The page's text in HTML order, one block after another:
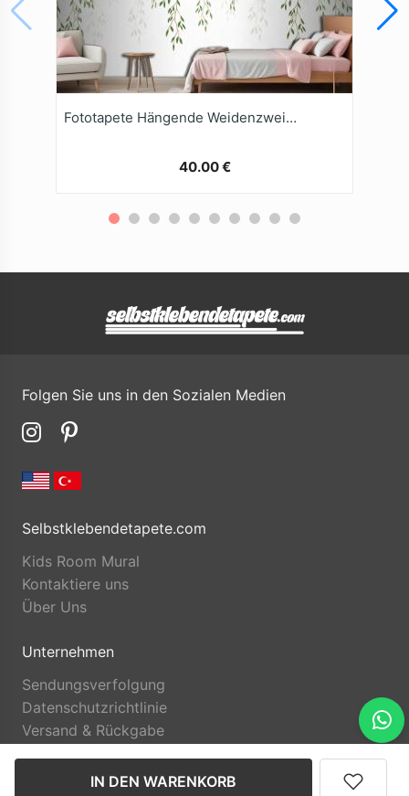
IN DEN WARENKORB
Fototapete Hängende Weidenzweige Mit Vögeln Auf Weißem Hintergrund
40.00 €
Folgen Sie uns in den Sozialen Medien
Selbstklebendetapete.com
Kids Room Mural
Kontaktiere uns
Über Uns
Unternehmen
Sendungsverfolgung
Datenschutzrichtlinie
Versand & Rückgabe